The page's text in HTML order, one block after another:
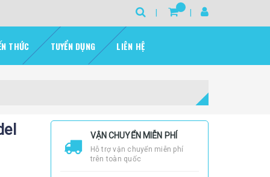
THỨC TUYỂN DỤNG LIÊN HỆ
VẬN CHUYỂN MIỄN PHÍ
Hỗ trợ vận chuyển miễn phí
trên toàn quốc